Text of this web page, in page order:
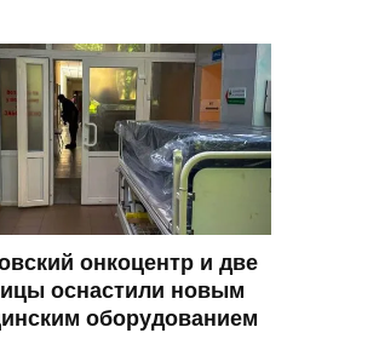
онкоцентр и две
оснастили новым
оборудованием